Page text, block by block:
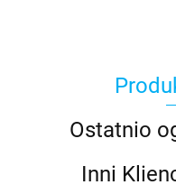
Ostatnio
Inni